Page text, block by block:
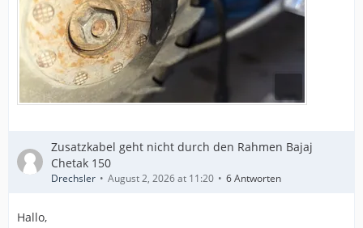
Zusatzkabel geht nicht durch den Rahmen Bajaj
Chetak 150
Drechsler August 2, 2026 at 11:20 6 Antworten
Hallo,